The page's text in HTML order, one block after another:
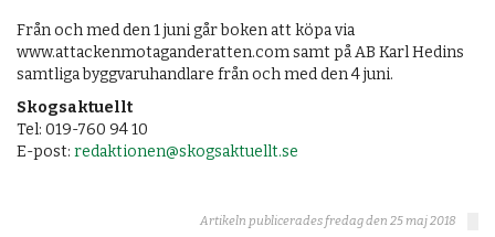
Från och med den 1 juni går boken att köpa via
www.attackenmotaganderatten.com samt på AB Karl Hedins
samtliga byggvaruhandlare från och med den 4 juni.
Skogsaktuellt
Tel: 019-760 94 10
E-post: redaktionen@skogsaktuellt.se
Artikeln publicerades fredag den 25 maj 2018